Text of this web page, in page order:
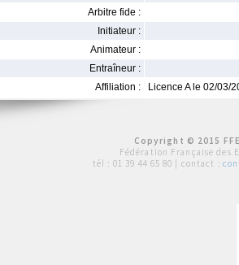
Arbitre fide :
Initiateur :
Animateur :
Entraîneur :
Affiliation :
Licence A le 02/03/
Copyright © 2015
Fédération Française des
tél : 01 39 44 65 80 | contact :